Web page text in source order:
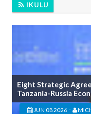
IKULU
Eight Strategic
Tanzania-Russia
JUN 08 2026 -